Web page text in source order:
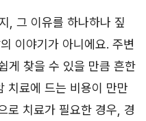
, 그 이유를 하나하나 짚
이야기가 아니에요. 주변
게 찾을 수 있을 만큼 흔한
치료에 드는 비용이 만만
로 치료가 필요한 경우, 경